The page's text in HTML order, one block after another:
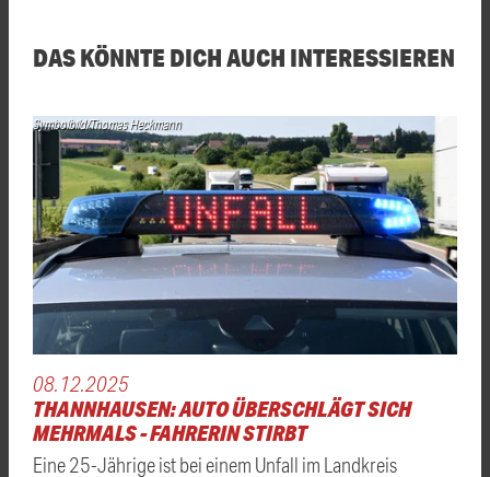
DAS KÖNNTE DICH AUCH INTERESSIEREN
Symbolbild/Thomas Heckmann
08.12.2025
THANNHAUSEN: AUTO ÜBERSCHLÄGT SICH
MEHRMALS - FAHRERIN STIRBT
Eine 25-Jährige ist bei einem Unfall im Landkreis